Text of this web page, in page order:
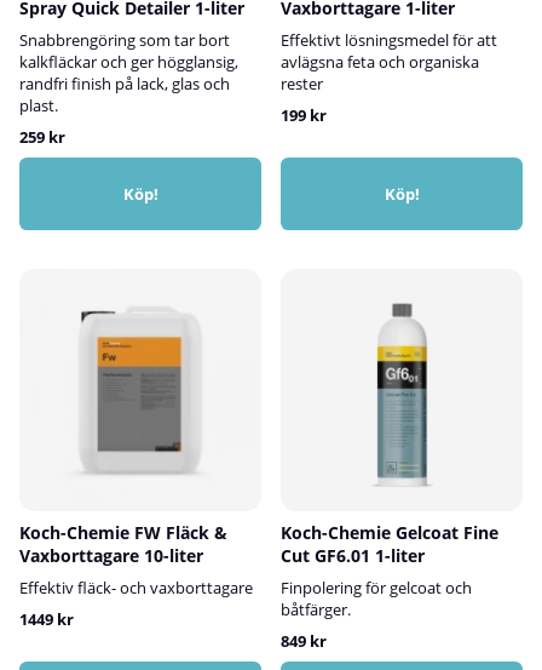
Spray Quick Detailer 1-liter
Snabbrengöring som tar bort
kalkfläckar och ger högglansig,
randfri finish på lack, glas och
plast.
259 kr
Köp!
Vaxborttagare 1-liter
Effektivt lösningsmedel för att
avlägsna feta och organiska
rester
199 kr
Köp!
Koch-Chemie FW Fläck &
Vaxborttagare 10-liter
Effektiv fläck- och vaxborttagare
1449 kr
Koch-Chemie Gelcoat Fine
Cut GF6.01 1-liter
Finpolering för gelcoat och
båtfärger.
849 kr